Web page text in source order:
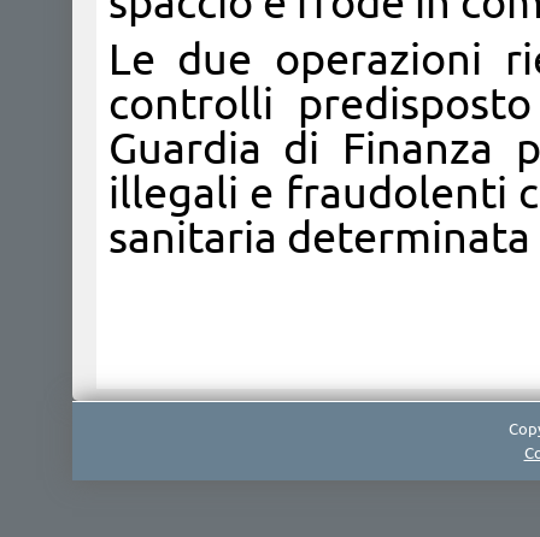
Le due operazioni
controlli
Guardia di Finanza
illegali e fraudolenti
sanitaria determinata